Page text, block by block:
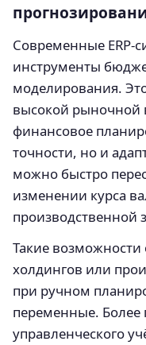
Современные ERP-
инструменты
моделирования.
высокой рыночной
финансовое
точности, но и
можно быстро
изменении курса
производственной
Такие возможности
холдингов или
при ручном
переменные. Более
управленческого